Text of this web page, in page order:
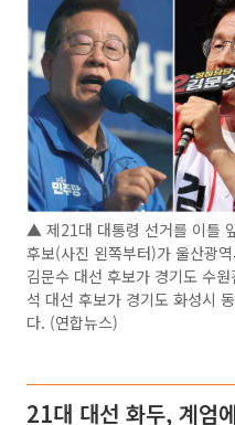
▲ 제21대 대통령 선거를 이틀
후보(사진 왼쪽부터)가 울산광
김문수 대선 후보가 경기도 수
석 대선 후보가 경기도 화성시
다. (연합뉴스)
21대 대선 화두, 계엄